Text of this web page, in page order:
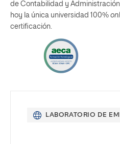
de Contabilidad y
hoy la única universidad 100%
certificación.
LABORATORIO DE